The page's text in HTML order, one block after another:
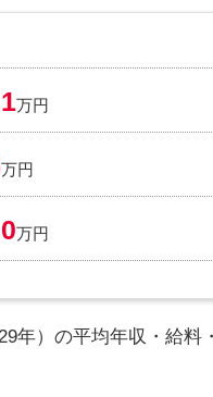
万円
万円
万円
年）の平均年収・給料